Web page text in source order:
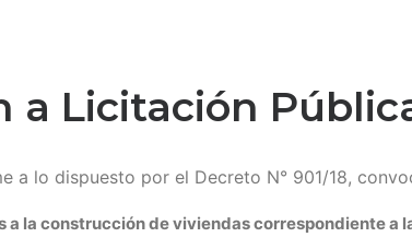
a Licitación
a lo dispuesto por el Decreto N° 901/18,
a la construcción de viviendas correspondiente a